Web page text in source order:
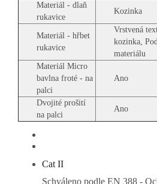
Materiál - dlaň
rukavice
Kozinka
Materiál - hřbet
rukavice
Vrstvená
kozinka,
materiálu
Materiál Micro
bavlna froté - na
palci
Ano
Dvojité prošití
na palci
Ano
Cat II
Schváleno podle EN 388 -